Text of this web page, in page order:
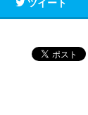
ツイート